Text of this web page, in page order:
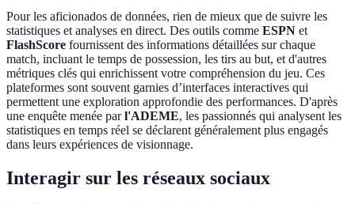
Pour les aficionados de données, rien de mieux que de suivre les
statistiques et analyses en direct. Des outils comme ESPN et
FlashScore fournissent des informations détaillées sur chaque
match, incluant le temps de possession, les tirs au but, et d'autres
métriques clés qui enrichissent votre compréhension du jeu. Ces
plateformes sont souvent garnies d’interfaces interactives qui
permettent une exploration approfondie des performances. D'après
une enquête menée parl'ADEME, les passionnés qui analysent les
statistiques en temps réel se déclarent généralement plus engagés
dans leurs expériences de visionnage.
Interagir sur les réseaux sociaux